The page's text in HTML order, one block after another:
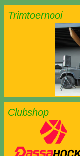
Trimtoernooi
Clubshop